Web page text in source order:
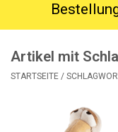
SALE
Artikel mit
STARTSEITE /